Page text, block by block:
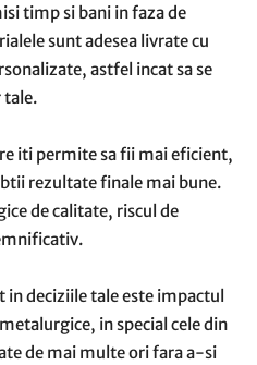
timp si bani in faza de
sunt adesea livrate cu
astfel incat sa se
tale.
iti permite sa fii mai eficient,
rezultate finale mai bune.
de calitate, riscul de
deciziile tale este impactul
in special cele din
de mai multe ori fara a-si